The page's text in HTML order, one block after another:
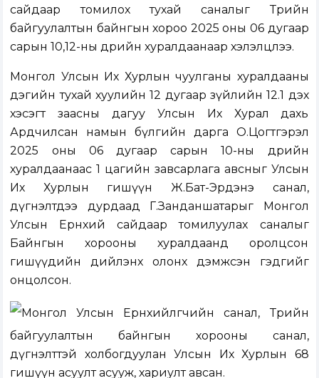
сайдаар томилох тухай саналыг Төрийн
байгуулалтын байнгын хороо 2025 оны 06 дугаар
сарын 10,12-ны өдрийн хуралдаанаар хэлэлцлээ.
Монгол Улсын Их Хурлын чуулганы хуралдааны
дэгийн тухай хуулийн 12 дугаар зүйлийн 12.1 дэх
хэсэгт заасны дагуу Улсын Их Хурал дахь
Ардчилсан намын бүлгийн дарга О.Цогтгэрэл
2025 оны 06 дугаар сарын 10-ны өдрийн
хуралдаанаас 1 цагийн завсарлага авсныг Улсын
Их Хурлын гишүүн Ж.Бат-Эрдэнэ санал,
дүгнэлтдээ дурдаад Г.Занданшатарыг Монгол
Улсын Ерөнхий сайдаар томилуулах саналыг
Байнгын хорооны хуралдаанд оролцсон
гишүүдийн дийлэнх олонх дэмжсэн гэдгийг
онцолсон.
Монгол Улсын Ерөнхийлөгчийн санал, Төрийн
байгуулалтын байнгын хорооны санал,
дүгнэлттэй холбогдуулан Улсын Их Хурлын 68
гишүүн асуулт асууж, хариулт авсан.